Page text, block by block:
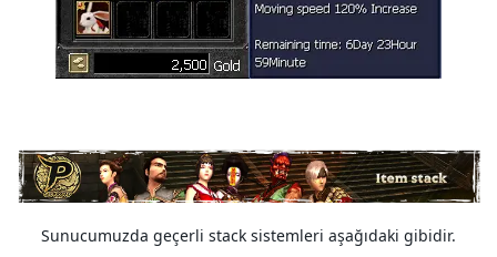
Sunucumuzda geçerli stack sistemleri aşağıdaki gibidir.